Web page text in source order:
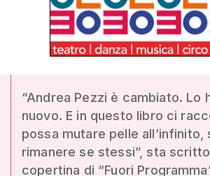
“Andrea Pezzi è cambiato. Lo
nuovo. E in questo libro ci
possa mutare pelle all’infinito,
rimanere se stessi”, sta
copertina di “Fuori